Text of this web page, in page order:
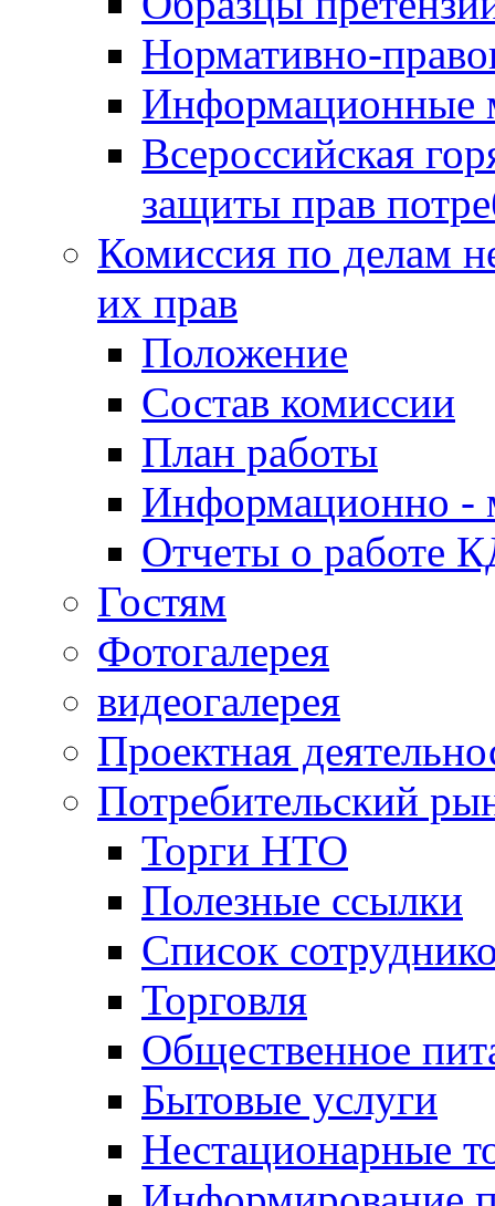
Нормативно-
Информационные
Всероссийская
защиты прав
Комиссия по делам
их прав
Положение
Состав комиссии
План работы
Информационно -
Отчеты о работе
Гостям
Фотогалерея
видеогалерея
Проектная
Потребительский
Торги НТО
Полезные ссылки
Список
Торговля
Общественное
Бытовые услуги
Нестационарные